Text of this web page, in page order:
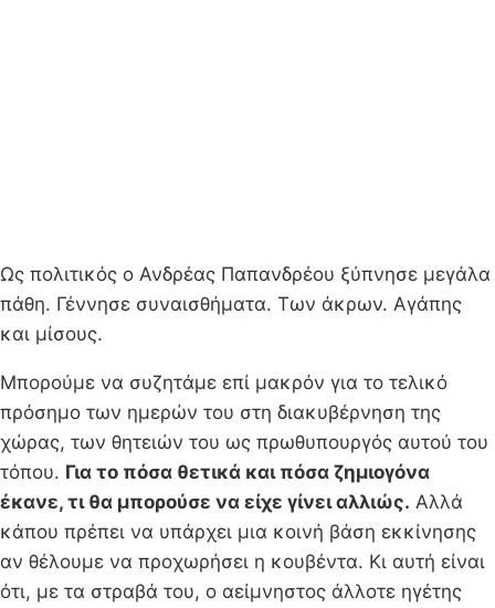
Ως πολιτικός ο Ανδρέας Παπανδρέου ξύπνησε μεγάλα
πάθη. Γέννησε συναισθήματα. Των άκρων. Αγάπης
και μίσους.
Μπορούμε να συζητάμε επί μακρόν για το τελικό
πρόσημο των ημερών του στη διακυβέρνηση της
χώρας, των θητειών του ως πρωθυπουργός αυτού του
τόπου. Για το πόσα θετικά και πόσα ζημιογόνα
έκανε, τι θα μπορούσε να είχε γίνει αλλιώς. Αλλά
κάπου πρέπει να υπάρχει μια κοινή βάση εκκίνησης
αν θέλουμε να προχωρήσει η κουβέντα. Κι αυτή είναι
ότι, με τα στραβά του, ο αείμνηστος άλλοτε ηγέτης